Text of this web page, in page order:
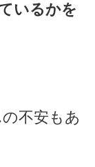
いるかを
不安もあ